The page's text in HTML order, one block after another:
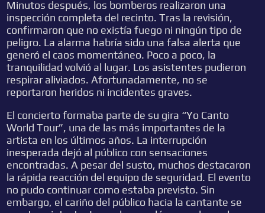
Minutos después, los bomberos realizaron una
inspección completa del recinto. Tras la revisión,
confirmaron que no existía fuego ni ningún tipo de
peligro. La alarma habría sido una falsa alerta que
generó el caos momentáneo. Poco a poco, la
tranquilidad volvió al lugar. Los asistentes pudieron
respirar aliviados. Afortunadamente, no se
reportaron heridos ni incidentes graves.
El concierto formaba parte de su gira “Yo Canto
World Tour”, una de las más importantes de la
artista en los últimos años. La interrupción
inesperada dejó al público con sensaciones
encontradas. A pesar del susto, muchos destacaron
la rápida reacción del equipo de seguridad. El evento
no pudo continuar como estaba previsto. Sin
embargo, el cariño del público hacia la cantante se